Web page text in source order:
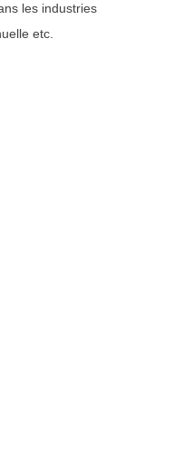
les industries
etc.